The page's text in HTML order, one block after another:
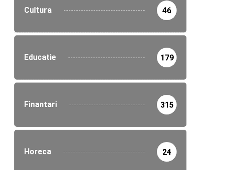
Cultura 46
Educatie 179
Finantari 315
Horeca 24